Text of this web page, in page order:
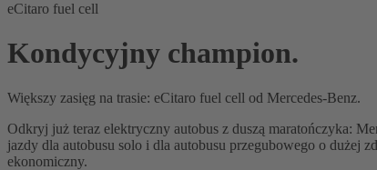
eCitaro fuel cell
Kondycyjny champion.
Większy zasięg na trasie: eCitaro fuel cell od Mercedes-Benz.
Odkryj już teraz elektryczny autobus z duszą maratończyka:
jazdy dla autobusu solo i dla autobusu przegubowego o
ekonomiczny.